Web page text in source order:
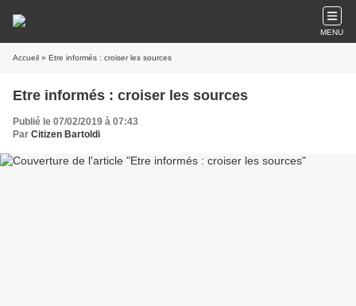
MENU
Accueil » Etre informés : croiser les sources
Etre informés : croiser les sources
Publié le 07/02/2019 à 07:43
Par Citizen Bartoldi